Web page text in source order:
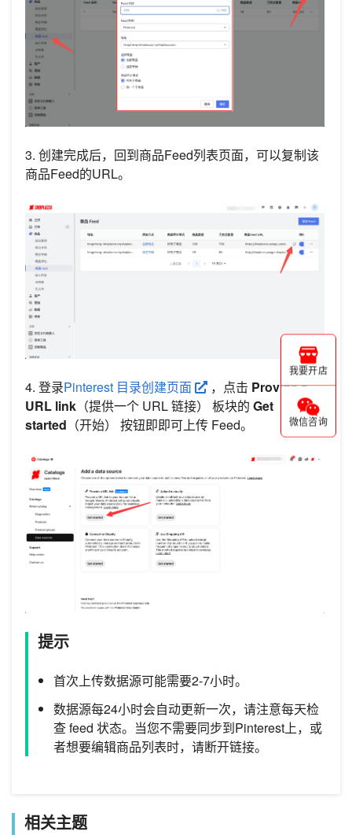
3. 创建完成后，回到商品Feed列表页面，可以复制该
商品Feed的URL。
4. 登录Pinterest 目录创建页面 ，点击 Provide a
URL link （提供一个 URL 链接） 板块的 Get
started （开始） 按钮即即可上传 Feed。
提示
首次上传数据源可能需要2-7小时。
数据源每24小时会自动更新一次，请注意每天检
查 feed 状态。当您不需要同步到Pinterest上，或
者想要编辑商品列表时，请断开链接。
相关主题
我要开店
微信咨询